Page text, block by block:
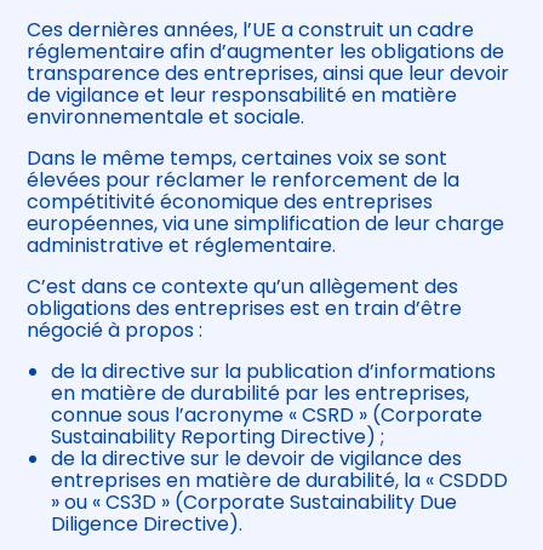
Ces dernières années, l’UE a construit un cadre
réglementaire afin d’augmenter les obligations de
transparence des entreprises, ainsi que leur devoir
de vigilance et leur responsabilité en matière
environnementale et sociale.
Dans le même temps, certaines voix se sont
élevées pour réclamer le renforcement de la
compétitivité économique des entreprises
européennes, via une simplification de leur charge
administrative et réglementaire.
C’est dans ce contexte qu’un allègement des
obligations des entreprises est en train d’être
négocié à propos :
de la directive sur la publication d’informations
en matière de durabilité par les entreprises,
connue sous l’acronyme « CSRD » (Corporate
Sustainability Reporting Directive) ;
de la directive sur le devoir de vigilance des
entreprises en matière de durabilité, la « CSDDD
» ou « CS3D » (Corporate Sustainability Due
Diligence Directive).